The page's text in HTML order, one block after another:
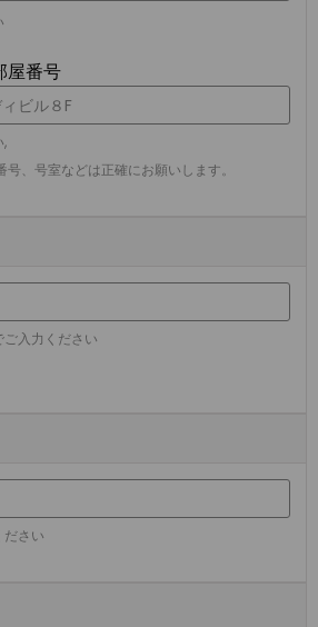
屋番号
,
、号室などは正確にお願いします。
入力ください
さい